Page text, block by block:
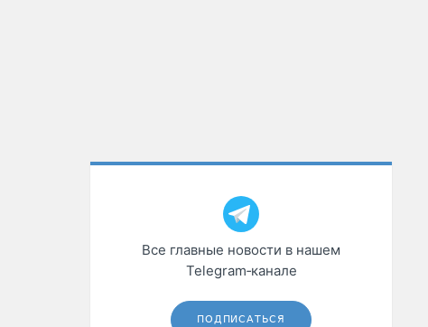
Все главные новости в нашем
Telegram‑канале
ПОДПИСАТЬСЯ